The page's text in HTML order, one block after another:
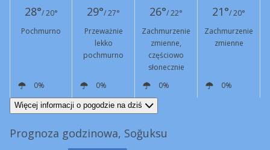
28°/ 20° 29°/ 27° 26°/ 22° 21°/ 20°
Pochmurno
Przeważnie
lekko
pochmurno
Zachmurzenie
zmienne,
częściowo
słonecznie
Zachmurzenie
zmienne
0% 0% 0%
0%
W
3 km/h N
13 km/h
Więcej informacji o pogodzie na dziś
Prognoza godzinowa, Soğuksu